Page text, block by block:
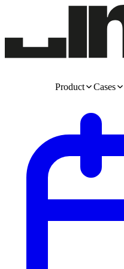
Product Cases